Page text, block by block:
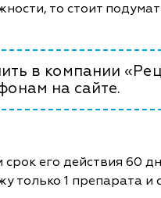
то стоит
в компании
на сайте.
его действия 60
1 препарата и